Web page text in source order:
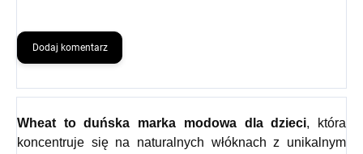
Dodaj komentarz
Wheat to duńska marka modowa dla dzieci, która
koncentruje się na naturalnych włóknach z unikalnym